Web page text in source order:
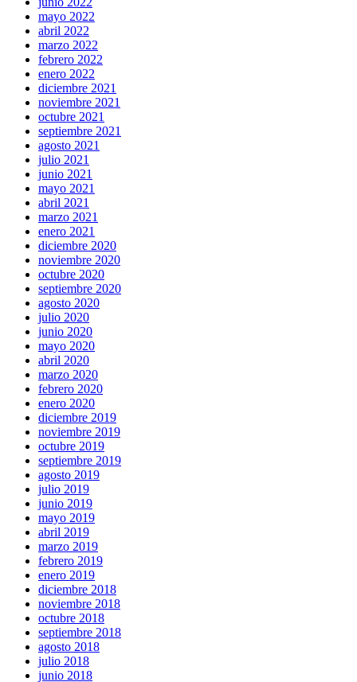
mayo 2022
abril 2022
marzo 2022
febrero 2022
enero 2022
diciembre 2021
noviembre 2021
octubre 2021
septiembre 2021
agosto 2021
julio 2021
junio 2021
mayo 2021
abril 2021
marzo 2021
enero 2021
diciembre 2020
noviembre 2020
octubre 2020
septiembre 2020
agosto 2020
julio 2020
junio 2020
mayo 2020
abril 2020
marzo 2020
febrero 2020
enero 2020
diciembre 2019
noviembre 2019
octubre 2019
septiembre 2019
agosto 2019
julio 2019
junio 2019
mayo 2019
abril 2019
marzo 2019
febrero 2019
enero 2019
diciembre 2018
noviembre 2018
octubre 2018
septiembre 2018
agosto 2018
julio 2018
junio 2018